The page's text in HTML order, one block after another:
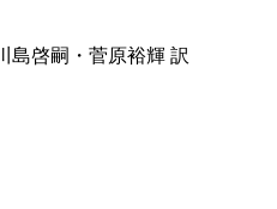
啓嗣・菅原裕輝 訳